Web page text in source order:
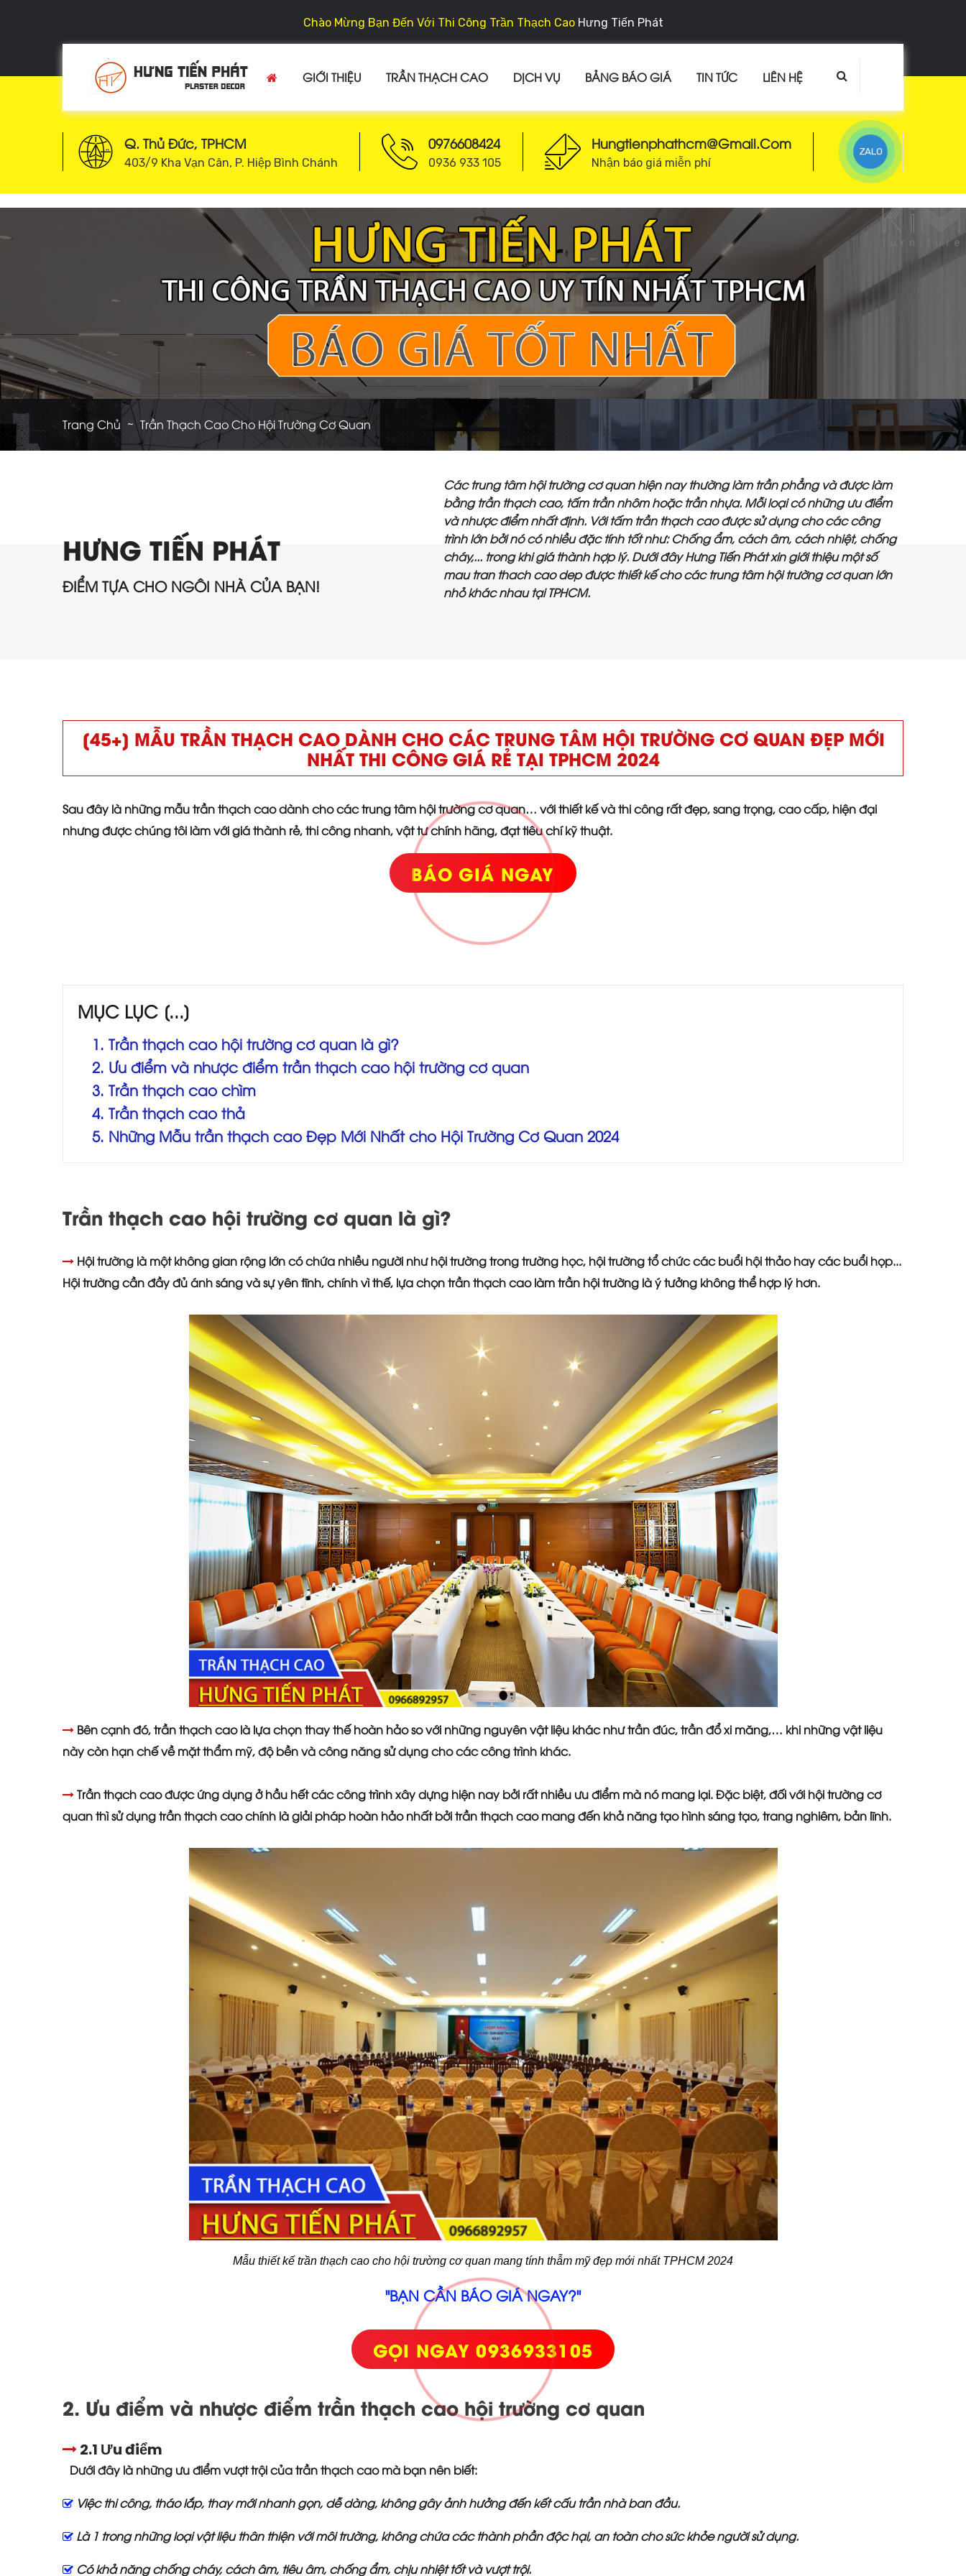
Chào Mừng Bạn Đến Với Thi Công Trần Thạch Cao Hưng Tiến Phát
GIỚI THIỆU TRẦN THẠCH CAO DỊCH VỤ BẢNG BÁO GIÁ TIN TỨC LIÊN HỆ
Q. Thủ Đức, TPHCM
403/9 Kha Vạn Cân, P. Hiệp Bình Chánh
0976608424
0936 933 105
Hungtienphathcm@gmail.com
Nhận báo giá miễn phí
ZALO
Trang Chủ Trần Thạch Cao Cho Hội Trường Cơ Quan
HƯNG TIẾN PHÁT
ĐIỂM TỰA CHO NGÔI NHÀ CỦA BẠN!
Các trung tâm hội trường cơ quan hiện nay thường làm trần phẳng và được làm
bằng trần thạch cao, tấm trần nhôm hoặc trần nhựa. Mỗi loại có những ưu điểm
và nhược điểm nhất định. Với tấm trần thạch cao được sử dụng cho các công
trình lớn bởi nó có nhiều đặc tính tốt như: Chống ẩm, cách âm, cách nhiệt, chống
cháy,... trong khi giá thành hợp lý. Dưới đây Hưng Tiến Phát xin giới thiệu một số
mau tran thach cao dep được thiết kế cho các trung tâm hội trường cơ quan lớn
nhỏ khác nhau tại TPHCM.
[45+] MẪU TRẦN THẠCH CAO DÀNH CHO CÁC TRUNG TÂM HỘI TRƯỜNG CƠ QUAN ĐẸP MỚI
NHẤT THI CÔNG GIÁ RẺ TẠI TPHCM 2024
Sau đây là những mẫu trần thạch cao dành cho các trung tâm hội trường cơ quan… với thiết kế và thi công rất đẹp, sang trọng, cao cấp, hiện đại
nhưng được chúng tôi làm với giá thành rẻ, thi công nhanh, vật tư chính hãng, đạt tiêu chí kỹ thuật.
BÁO GIÁ NGAY
MỤC LỤC [...]
1. Trần thạch cao hội trường cơ quan là gì?
2. Ưu điểm và nhược điểm trần thạch cao hội trường cơ quan
3. Trần thạch cao chìm
4. Trần thạch cao thả
5. Những Mẫu trần thạch cao Đẹp Mới Nhất cho Hội Trường Cơ Quan 2024
Trần thạch cao hội trường cơ quan là gì?
Hội trường là một không gian rộng lớn có chứa nhiều người như hội trường trong trường học, hội trường tổ chức các buổi hội thảo hay các buổi họp...
Hội trường cần đầy đủ ánh sáng và sự yên tĩnh, chính vì thế, lựa chọn trần thạch cao làm trần hội trường là ý tưởng không thể hợp lý hơn.
Bên cạnh đó, trần thạch cao là lựa chọn thay thế hoàn hảo so với những nguyên vật liệu khác như trần đúc, trần đổ xi măng,… khi những vật liệu
này còn hạn chế về mặt thẩm mỹ, độ bền và công năng sử dụng cho các công trình khác.
Trần thạch cao được ứng dụng ở hầu hết các công trình xây dựng hiện nay bởi rất nhiều ưu điểm mà nó mang lại. Đặc biệt, đối với hội trường cơ
quan thì sử dụng trần thạch cao chính là giải pháp hoàn hảo nhất bởi trần thạch cao mang đến khả năng tạo hình sáng tạo, trang nghiêm, bản lĩnh.
Mẫu thiết kế trần thạch cao cho hội trường cơ quan mang tính thẫm mỹ đẹp mới nhất TPHCM 2024
"BẠN CẦN BÁO GIÁ NGAY?"
GỌI NGAY 0936933105
2. Ưu điểm và nhược điểm trần thạch cao hội trường cơ quan
2.1 Ưu điểm
Dưới đây là những ưu điểm vượt trội của trần thạch cao mà bạn nên biết:
Việc thi công, tháo lắp, thay mới nhanh gọn, dễ dàng, không gây ảnh hưởng đến kết cấu trần nhà ban đầu.
Là 1 trong những loại vật liệu thân thiện với môi trường, không chứa các thành phần độc hại, an toàn cho sức khỏe người sử dụng.
Có khả năng chống cháy, cách âm, tiêu âm, chống ẩm, chịu nhiệt tốt và vượt trội.